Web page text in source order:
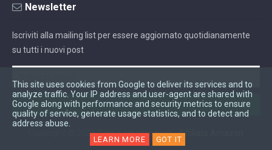
Newsletter
Iscriviti alla mailing list per essere aggiornato quotidianamente
su tutti i nuovi post
2026Oggi è un altro post-Affiliato Amazon
This site uses cookies from Google to deliver its services and to
analyze traffic. Your IP address and user-agent are shared with
Google along with performance and security metrics to ensure
quality of service, generate usage statistics, and to detect and
address abuse.
LEARN MORE GOT IT